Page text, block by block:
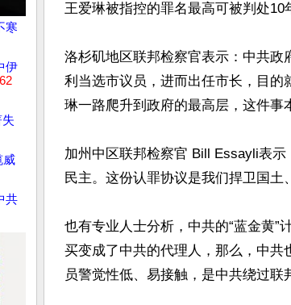
寒
伊
威
共
王爱琳被指控的罪名最高可被判处10
洛杉矶地区联邦检察官表示：中共政
利当选市议员，进而出任市长，目
琳一路爬升到政府的最高层，这件事
加州中区联邦检察官 Bill Essayli表
民主。这份认罪协议是我们捍卫国土
也有专业人士分析，中共的“蓝金黄”
买变成了中共的代理人，那么，中
员警觉性低、易接触，是中共绕过